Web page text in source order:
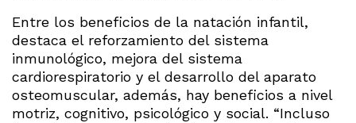
Entre los beneficios de la natación infantil,
destaca el reforzamiento del sistema
inmunológico, mejora del sistema
cardiorespiratorio y el desarrollo del aparato
osteomuscular, además, hay beneficios a nivel
motriz, cognitivo, psicológico y social. “Incluso